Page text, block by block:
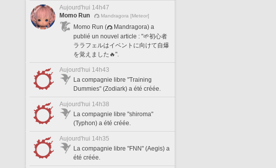
Aujourd'hui 14h47
Momo Run
Mandragora [Meteor]
Momo Run (
Mandragora) a
publié un nouvel article : "🌱初心者
ララフェルはイベントに向けて自爆
を覚えました🔥".
Aujourd'hui 14h43
La compagnie libre "Training
Dummies" (Zodiark) a été créée.
Aujourd'hui 14h38
La compagnie libre "shiroma"
(Typhon) a été créée.
Aujourd'hui 14h35
La compagnie libre "FNN" (Aegis) a
été créée.